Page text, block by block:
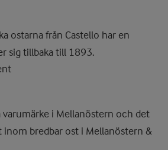
ostarna från Castello har en
sig tillbaka till 1893.
varumärke i Mellanöstern och det
inom bredbar ost i Mellanöstern &